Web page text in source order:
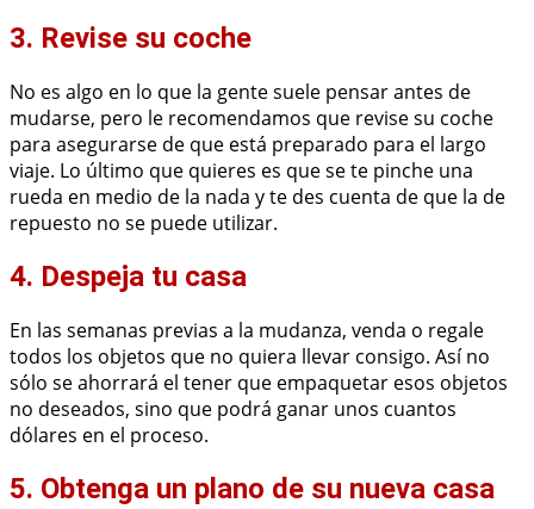
3. Revise su coche
No es algo en lo que la gente suele pensar antes de
mudarse, pero le recomendamos que revise su coche
para asegurarse de que está preparado para el largo
viaje. Lo último que quieres es que se te pinche una
rueda en medio de la nada y te des cuenta de que la de
repuesto no se puede utilizar.
4. Despeja tu casa
En las semanas previas a la mudanza, venda o regale
todos los objetos que no quiera llevar consigo. Así no
sólo se ahorrará el tener que empaquetar esos objetos
no deseados, sino que podrá ganar unos cuantos
dólares en el proceso.
5. Obtenga un plano de su nueva casa